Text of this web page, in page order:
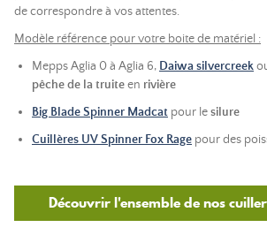
de correspondre à vos attentes.
Modèle référence pour votre boite de matériel :
Mepps Aglia 0 à Aglia 6, Daiwa silvercreek
pêche de la truiteen rivière
Big Blade Spinner Madcat pour lesilure
Cuillères UV Spinner Fox Rage pour des
Découvrir l'ensemble de nos